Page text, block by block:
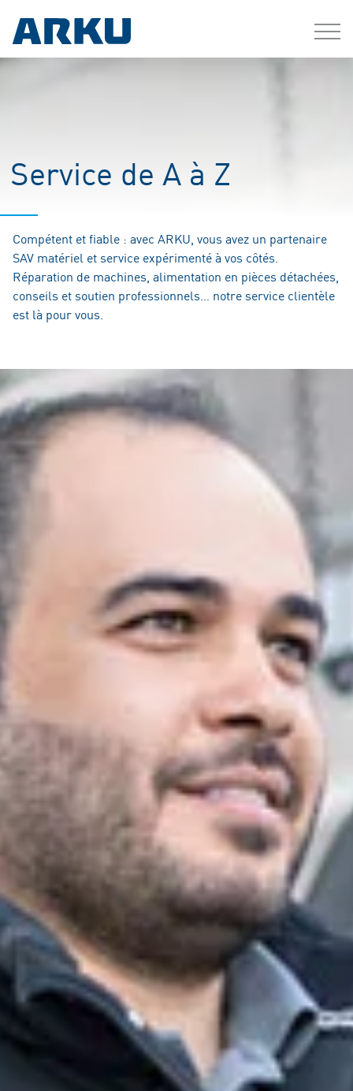
Service de A à Z
Compétent et fiable : avec ARKU, vous avez un partenaire
SAV matériel et service expérimenté à vos côtés.
Réparation de machines, alimentation en pièces détachées,
conseils et soutien professionnels… notre service clientèle
est là pour vous.